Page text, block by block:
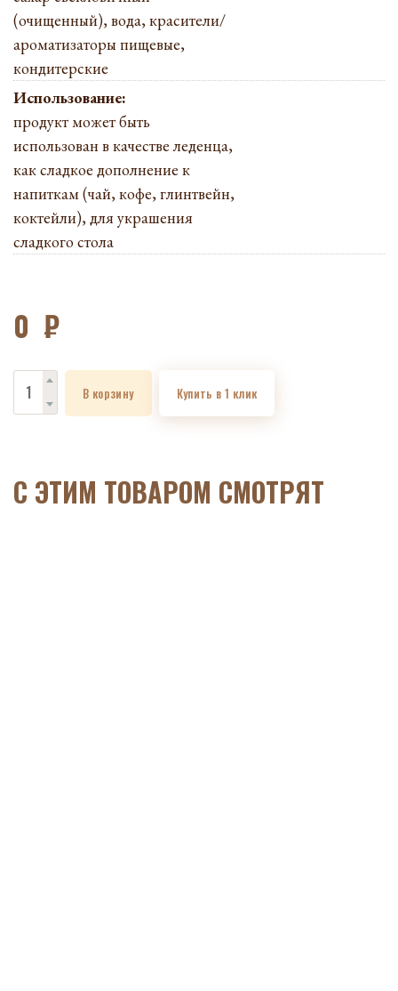
(очищенный), вода, красители/
ароматизаторы пищевые,
кондитерские
Использование:
продукт может быть
использован в качестве леденца,
как сладкое дополнение к
напиткам (чай, кофе, глинтвейн,
коктейли), для украшения
сладкого стола
0 ₽
В корзину Купить в 1 клик
C ЭТИМ ТОВАРОМ СМОТРЯТ